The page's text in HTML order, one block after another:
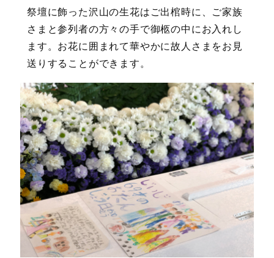
祭壇に飾った沢山の生花はご出棺時に、ご家族
さまと参列者の方々の手で御柩の中にお入れし
ます。お花に囲まれて華やかに故人さまをお見
送りすることができます。